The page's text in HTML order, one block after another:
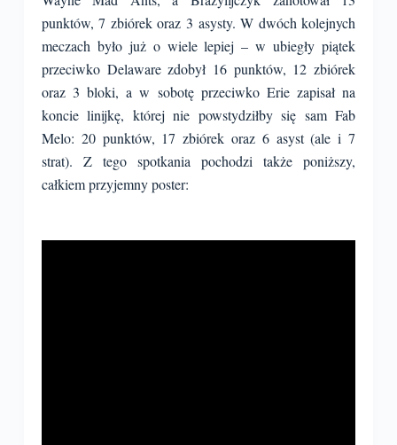
punktów, 7 zbiórek oraz 3 asysty. W dwóch kolejnych
meczach było już o wiele lepiej – w ubiegły piątek
przeciwko Delaware zdobył 16 punktów, 12 zbiórek
oraz 3 bloki, a w sobotę przeciwko Erie zapisał na
koncie linijkę, której nie powstydziłby się sam Fab
Melo: 20 punktów, 17 zbiórek oraz 6 asyst (ale i 7
strat). Z tego spotkania pochodzi także poniższy,
całkiem przyjemny poster: